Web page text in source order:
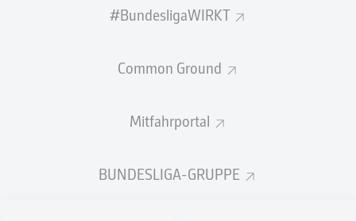
#BundesligaWIRKT
Common Ground
Mitfahrportal
BUNDESLIGA-GRUPPE